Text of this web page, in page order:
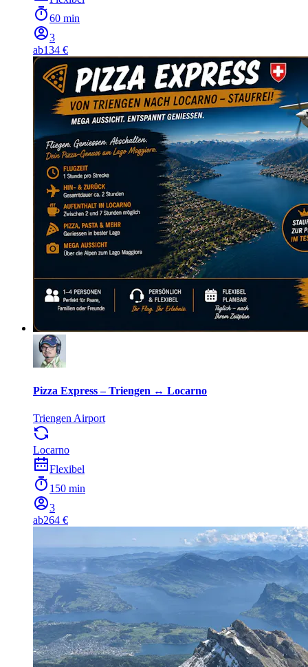
60 min
3
ab134 €
Pizza Express – Triengen ↔ Locarno
Triengen Airport
Locarno
Flexibel
150 min
3
ab264 €